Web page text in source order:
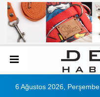
6 Ağustos 2026, Perşembe